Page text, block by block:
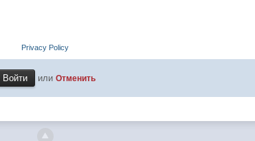
Privacy Policy
или Отменить